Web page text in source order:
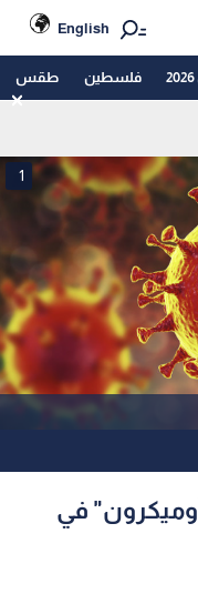
English
فلسطين طقس
1
بـ"أوميكرون" في